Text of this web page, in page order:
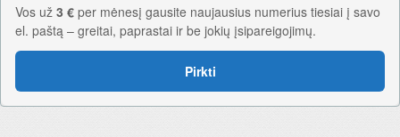
Vos už 3 € per mėnesį gausite naujausius numerius tiesiai į savo
el. paštą – greitai, paprastai ir be jokių įsipareigojimų.
Pirkti